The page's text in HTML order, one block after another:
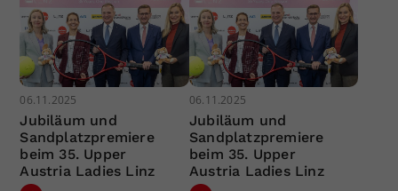
06.11.2025
Jubiläum und
Sandplatzpremiere
beim 35. Upper
Austria Ladies Linz
06.11.2025
Jubiläum und
Sandplatzpremiere
beim 35. Upper
Austria Ladies Linz